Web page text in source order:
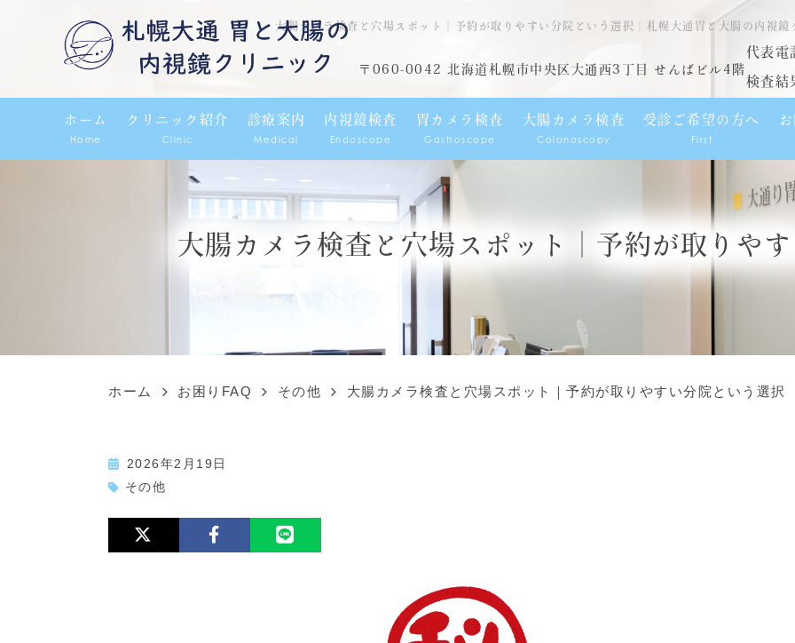
大腸カメラ検査と穴場スポット｜予約が取りやすい分院という選択｜札幌大通胃と大腸の内視
〒060-0042 北海道札幌市中央区大通西3丁目 せんばビル4階
代表電
検査結
ホーム
Home
クリニック紹介
Clinic
診療案内
Medical
内視鏡検査
Endoscope
胃カメラ検査
Gastroscope
大腸カメラ検査
Colonoscopy
受診ご希望の方へ
First
大腸カメラ検査と穴場スポット｜予約が取りや
ホーム お困りFAQ その他 大腸カメラ検査と穴場スポット｜予約が取りやすい分院という選択
2026年2月19日
その他